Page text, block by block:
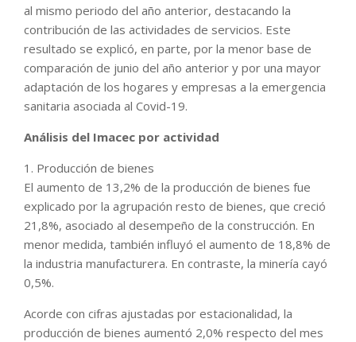
al mismo periodo del año anterior, destacando la
contribución de las actividades de servicios. Este
resultado se explicó, en parte, por la menor base de
comparación de junio del año anterior y por una mayor
adaptación de los hogares y empresas a la emergencia
sanitaria asociada al Covid-19.
Análisis del Imacec por actividad
1. Producción de bienes
El aumento de 13,2% de la producción de bienes fue
explicado por la agrupación resto de bienes, que creció
21,8%, asociado al desempeño de la construcción. En
menor medida, también influyó el aumento de 18,8% de
la industria manufacturera. En contraste, la minería cayó
0,5%.
Acorde con cifras ajustadas por estacionalidad, la
producción de bienes aumentó 2,0% respecto del mes